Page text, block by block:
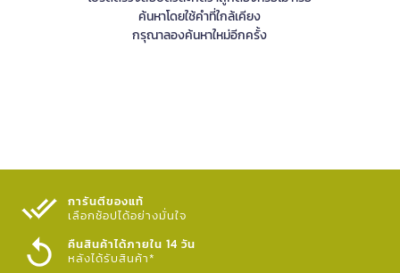
ค้นหาโดยใช้คำที่ใกล้เคียง
กรุณาลองค้นหาใหม่อีกครั้ง
การันตีของแท้
เลือกช้อปได้อย่างมั่นใจ​
คืนสินค้าได้ภายใน 14 วัน
หลังได้รับสินค้า*